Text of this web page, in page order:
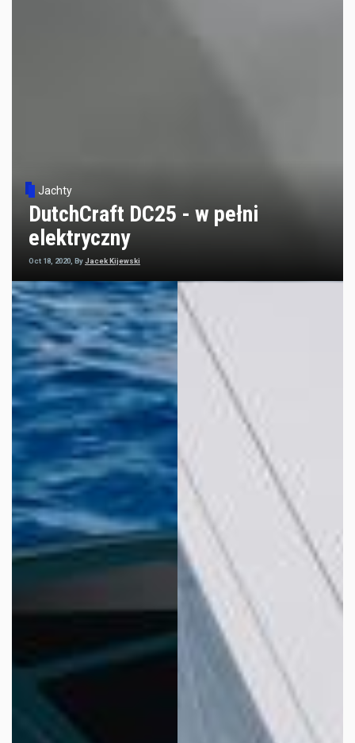
Jachty
DutchCraft DC25 - w pełni
elektryczny
Oct 18, 2020, ByJacek Kijewski